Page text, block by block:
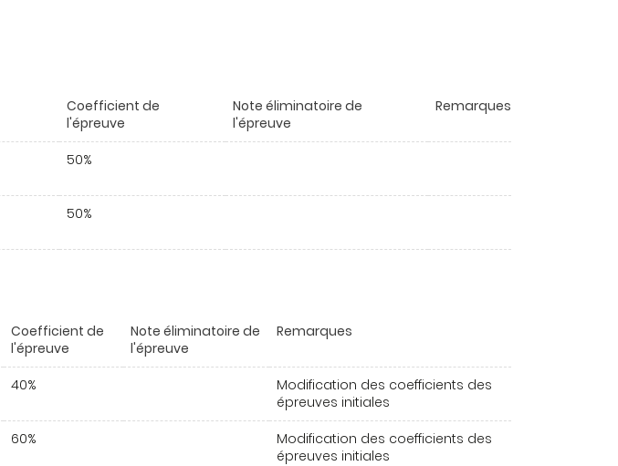
Coefficient de
l'épreuve
Note éliminatoire de
l'épreuve
Remarques
50%
50%
Coefficient de
l'épreuve
Note éliminatoire de
l'épreuve
Remarques
40%
Modification des coefficients des
épreuves initiales
60%
Modification des coefficients des
épreuves initiales